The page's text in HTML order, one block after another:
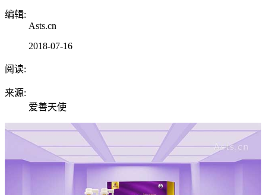
编辑:
Asts.cn
2018-07-16
阅读:
来源:
爱善天使